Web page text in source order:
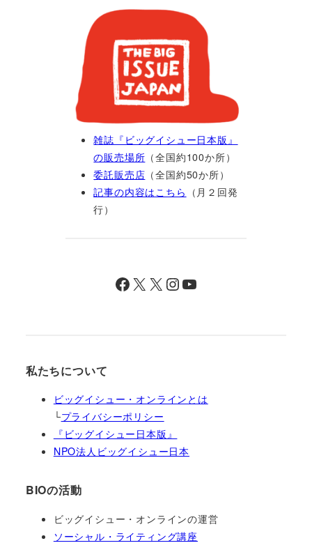
雑誌『ビッグイシュー日本版』
の販売場所 （全国約100か所）
委託販売店 （全国約50か所）
記事の内容はこちら （月２回発
行）
Facebook X X InstagramYouTube
私たちについて
ビッグイシュー・オンラインとは
└プライバシーポリシー
『ビッグイシュー日本版』
NPO法人ビッグイシュー日本
BIOの活動
ビッグイシュー・オンラインの運営
ソーシャル・ライティング講座